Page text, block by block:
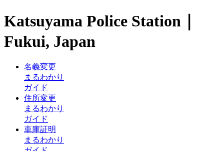
Katsuyama Police Station｜
Fukui, Japan
名義変更
まるわかり
ガイド
住所変更
まるわかり
ガイド
車庫証明
まるわかり